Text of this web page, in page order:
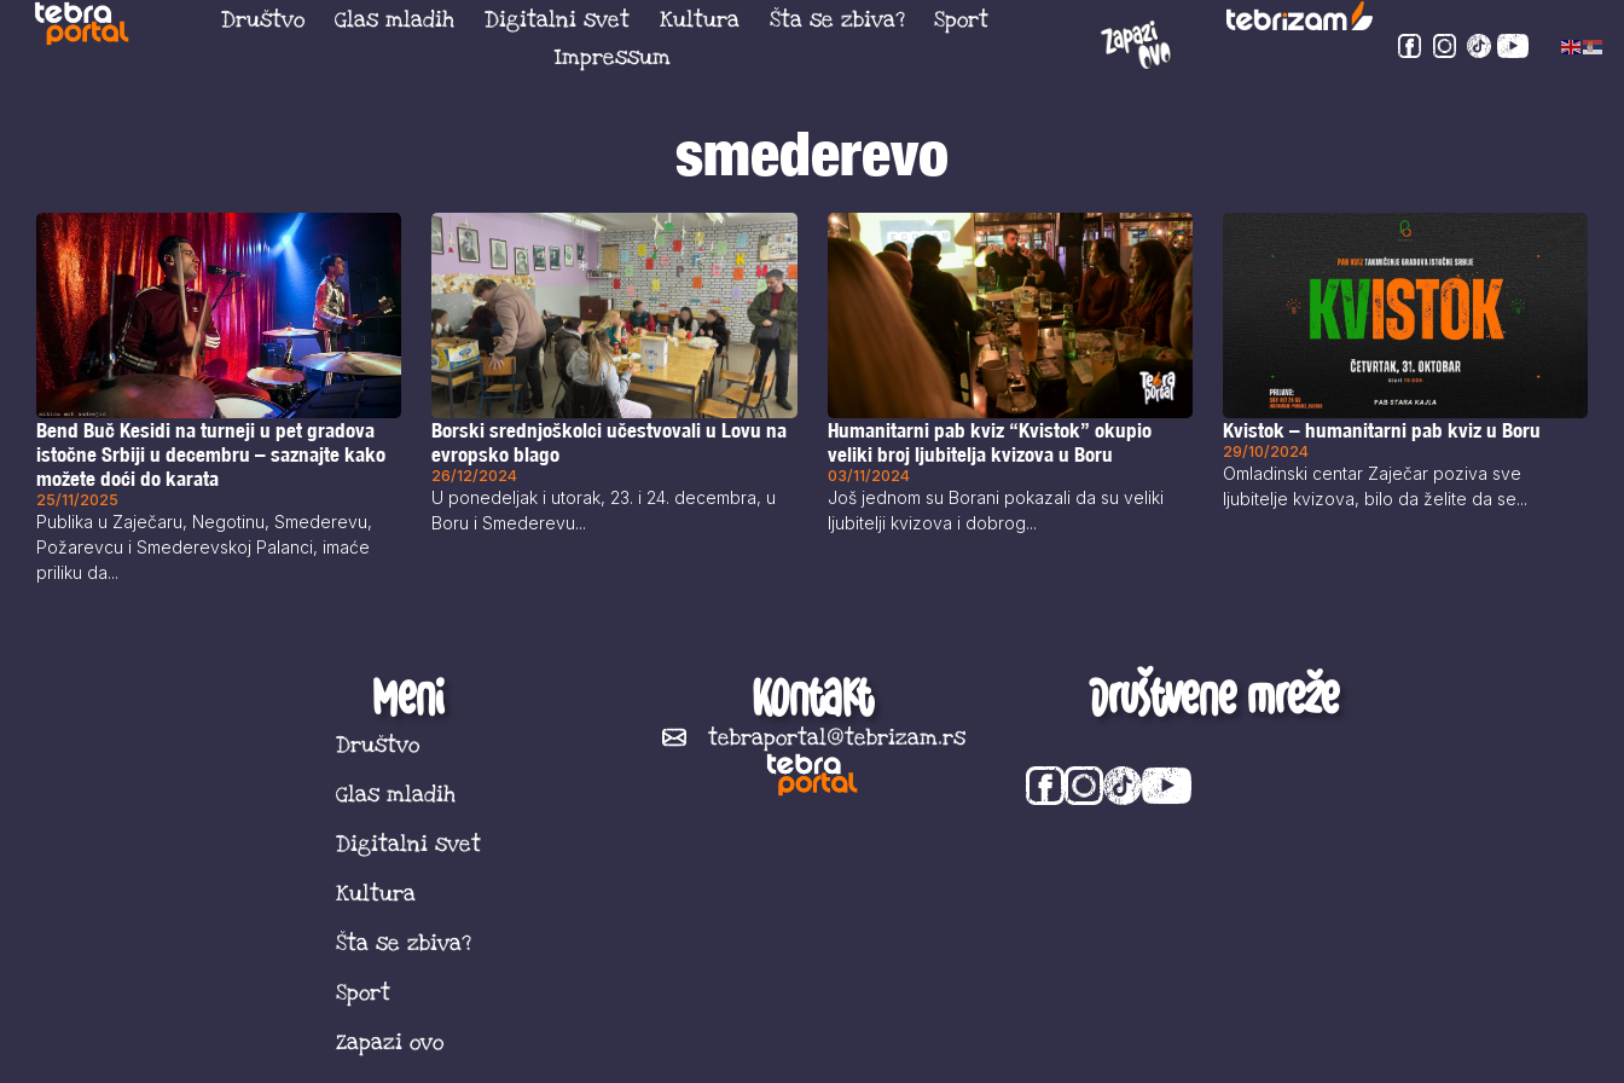
Društvo Glas mladih Digitalni svet Kultura Šta se zbiva?
Sport
Impressum
smederevo
Bend Buč Kesidi na turneji u pet gradova
istočne Srbiji u decembru – saznajte kako
možete doći do karata
25/11/2025
Publika u Zaječaru, Negotinu, Smederevu,
Požarevcu i Smederevskoj Palanci, imaće
priliku da...
Borski srednjoškolci učestvovali u Lovu na
evropsko blago
26/12/2024
U ponedeljak i utorak, 23. i 24. decembra, u
Boru i Smederevu...
Humanitarni pab kviz “Kvistok” okupio
veliki broj ljubitelja kvizova u Boru
03/11/2024
Još jednom su Borani pokazali da su veliki
ljubitelji kvizova i dobrog...
Kvistok – humanitarni pab kviz u Boru
29/10/2024
Omladinski centar Zaječar poziva sve
ljubitelje kvizova, bilo da želite da se...
Meni
Društvo
Glas mladih
Digitalni svet
Kultura
Šta se zbiva?
Sport
Zapazi ovo
Kontakt
tebraportal@tebrizam.rs
Društvene mreže